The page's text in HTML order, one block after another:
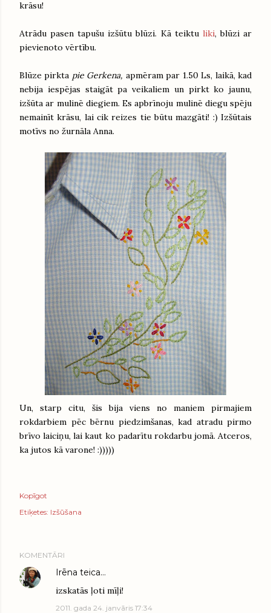
krāsu!
Atrādu pasen tapušu izšūtu blūzi. Kā teiktu liki, blūzi ar
pievienoto vērtību.
Blūze pirkta pie Gerkena, apmēram par 1.50 Ls, laikā, kad
nebija iespējas staigāt pa veikaliem un pirkt ko jaunu,
izšūta ar mulinē diegiem. Es apbrīnoju mulinē diegu spēju
nemainīt krāsu, lai cik reizes tie būtu mazgāti! :) Izšūtais
motīvs no žurnāla Anna.
Un, starp citu, šis bija viens no maniem pirmajiem
rokdarbiem pēc bērnu piedzimšanas, kad atradu pirmo
brīvo laiciņu, lai kaut ko padarītu rokdarbu jomā. Atceros,
ka jutos kā varone! :)))))
Kopīgot
Etiķetes: Izšūšana
KOMENTĀRI
Irēna teica…
izskatās ļoti mīļi!
2011. gada 24. janvāris 17:34